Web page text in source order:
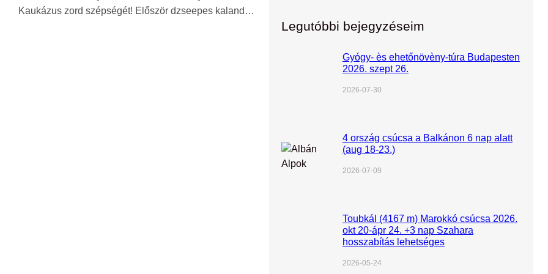
Kaukázus zord szépségét! Először dzseepes kaland…
Legutóbbi bejegyzéseim
Gyógy- ès ehetőnövèny-túra Budapesten
2026. szept 26.
2026-07-30
4 ország csúcsa a Balkánon 6 nap alatt
(aug 18-23.)
2026-07-09
Toubkál (4167 m) Marokkó csúcsa 2026.
okt 20-ápr 24. +3 nap Szahara
hosszabítás lehetséges
2026-05-24